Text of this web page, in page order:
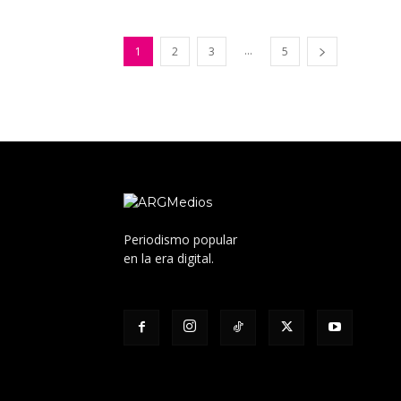
1 2 3 ... 5
Periodismo popular
en la era digital.